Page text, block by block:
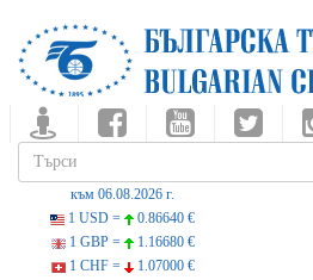
към 06.08.2026 г.
1 USD =
0.86640 €
1 GBP =
1.16680 €
1 CHF =
1.07000 €